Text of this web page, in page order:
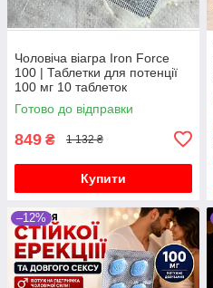
Чоловіча віагра Iron Force
100 | Таблетки для потенції
100 мг 10 таблеток
Готово до відправки
849 ₴ 1 132 ₴
Купити
–12%